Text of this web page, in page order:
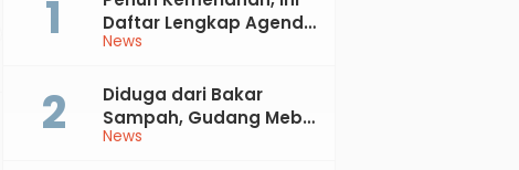
News
Daftar Lengkap Agenda
Peringatan HUT ke-81 RI
Kabupaten Kebumen
News
Diduga dari Bakar
Sampah, Gudang Mebel
di Petanahan Hangus